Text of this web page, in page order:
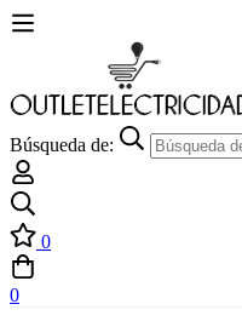
Búsqueda de:
0
0